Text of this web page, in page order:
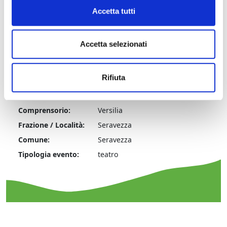
Accetta tutti
Accetta selezionati
Rifiuta
Informazioni:
Comprensorio:
Versilia
Frazione / Località:
Seravezza
Comune:
Seravezza
Tipologia evento:
teatro